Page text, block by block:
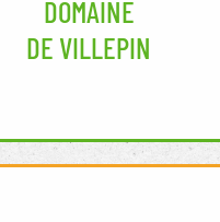
DOMAINE
DE VILLEPIN